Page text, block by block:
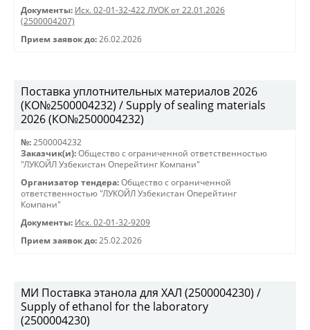
Документы: Исх. 02-01-32-422 ЛУОК от 22.01.2026
(2500004207)
Прием заявок до: 26.02.2026
Поставка уплотнительных материалов 2026
(КО№2500004232) / Supply of sealing materials
2026 (КО№2500004232)
№: 2500004232
Заказчик(и): Общество с ограниченной ответственностью
"ЛУКОЙЛ Узбекистан Оперейтинг Компани"
Организатор тендера: Общество с ограниченной
ответственностью "ЛУКОЙЛ Узбекистан Оперейтинг
Компани"
Документы: Исх. 02-01-32-9209
Прием заявок до: 25.02.2026
МИ Поставка этанола для ХАЛ (2500004230) /
Supply of ethanol for the laboratory
(2500004230)